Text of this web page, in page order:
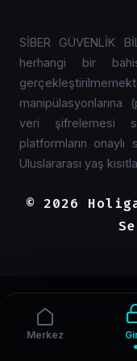
olarak
kanal
ile
Merkez
SİBER GÜVENLİK
herhangi bir
manipülasyonlarına
veri şifrelemesi
platformların onaylı
Uluslararası yaş
© 2026